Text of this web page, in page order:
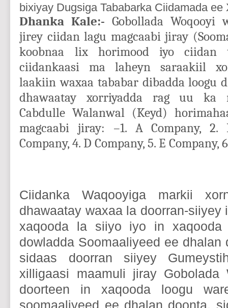
bixiyay Dugsiga Tababarka Ciidamada ee
Dhanka Kale:-Gobollada Woqooyi
jirey ciidan lagu magcaabi jiray
koobnaa lix horimood iyo
ciidankaasi ma laheyn saraakiil
laakiin waxaa tababar dibadda loogu
dhawaatay xorriyadda rag uu ka
Cabdulle Walanwal (Keyd)
magcaabi jiray: –1. A Company, 2.
Company, 4. D Company, 5. E Company,
Ciidanka Waqooyiga markii
dhawaatay waxaa la doorran-siiyey
xaqooda la siiyo iyo in xaqooda
dowladda Soomaaliyeed ee dhalan
sidaas doorran siiyey
xilligaasi maamuli jiray Gobolada
doorteen in xaqooda loogu
soomaaliyeed ee dhalan doonta,